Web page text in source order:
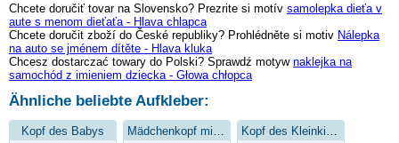
Chcete doručiť tovar na Slovensko? Prezrite si motív samolepka dieťa v
aute s menom dieťaťa - Hlava chlapca
Chcete doručit zboží do České republiky? Prohlédněte si motiv Nálepka
na auto se jménem dítěte - Hlava kluka
Chcesz dostarczać towary do Polski? Sprawdź motyw naklejka na
samochód z imieniem dziecka - Głowa chłopca
Ähnliche beliebte Aufkleber:
Kopf des Babys